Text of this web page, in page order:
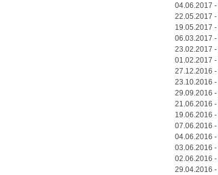
04.06.2017 -
22.05.2017 -
19.05.2017 -
06.03.2017 -
23.02.2017 -
01.02.2017 -
27.12.2016 -
23.10.2016 -
29.09.2016 -
21.06.2016 -
19.06.2016 -
07.06.2016 -
04.06.2016 -
03.06.2016 -
02.06.2016 -
29.04.2016 -